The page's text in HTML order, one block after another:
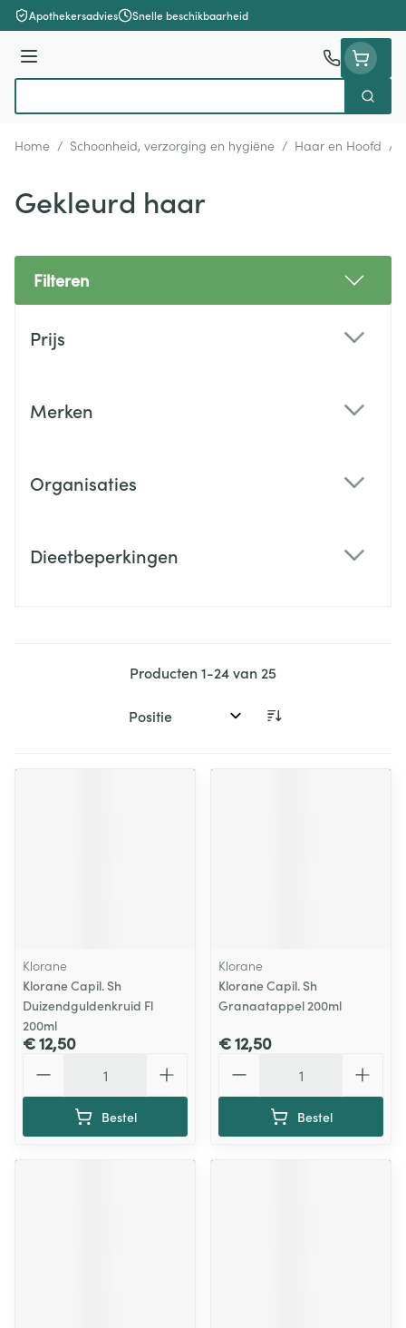
Ga naar de inhoud
Apothekersadvies Snelle beschikbaarheid
Menu
Zoek
Home / Schoonheid, verzorging en hygiëne / Haar en Hoofd /
Gekleurd haar
Filteren
Prijs
Merken
Organisaties
Dieetbeperkingen
Producten1-24van 25
Sorteer op:
Klorane
Klorane Capil. Sh
Duizendguldenkruid Fl
200ml
€ 12,50
Bestel
Klorane
Klorane Capil. Sh
Granaatappel 200ml
€ 12,50
Bestel